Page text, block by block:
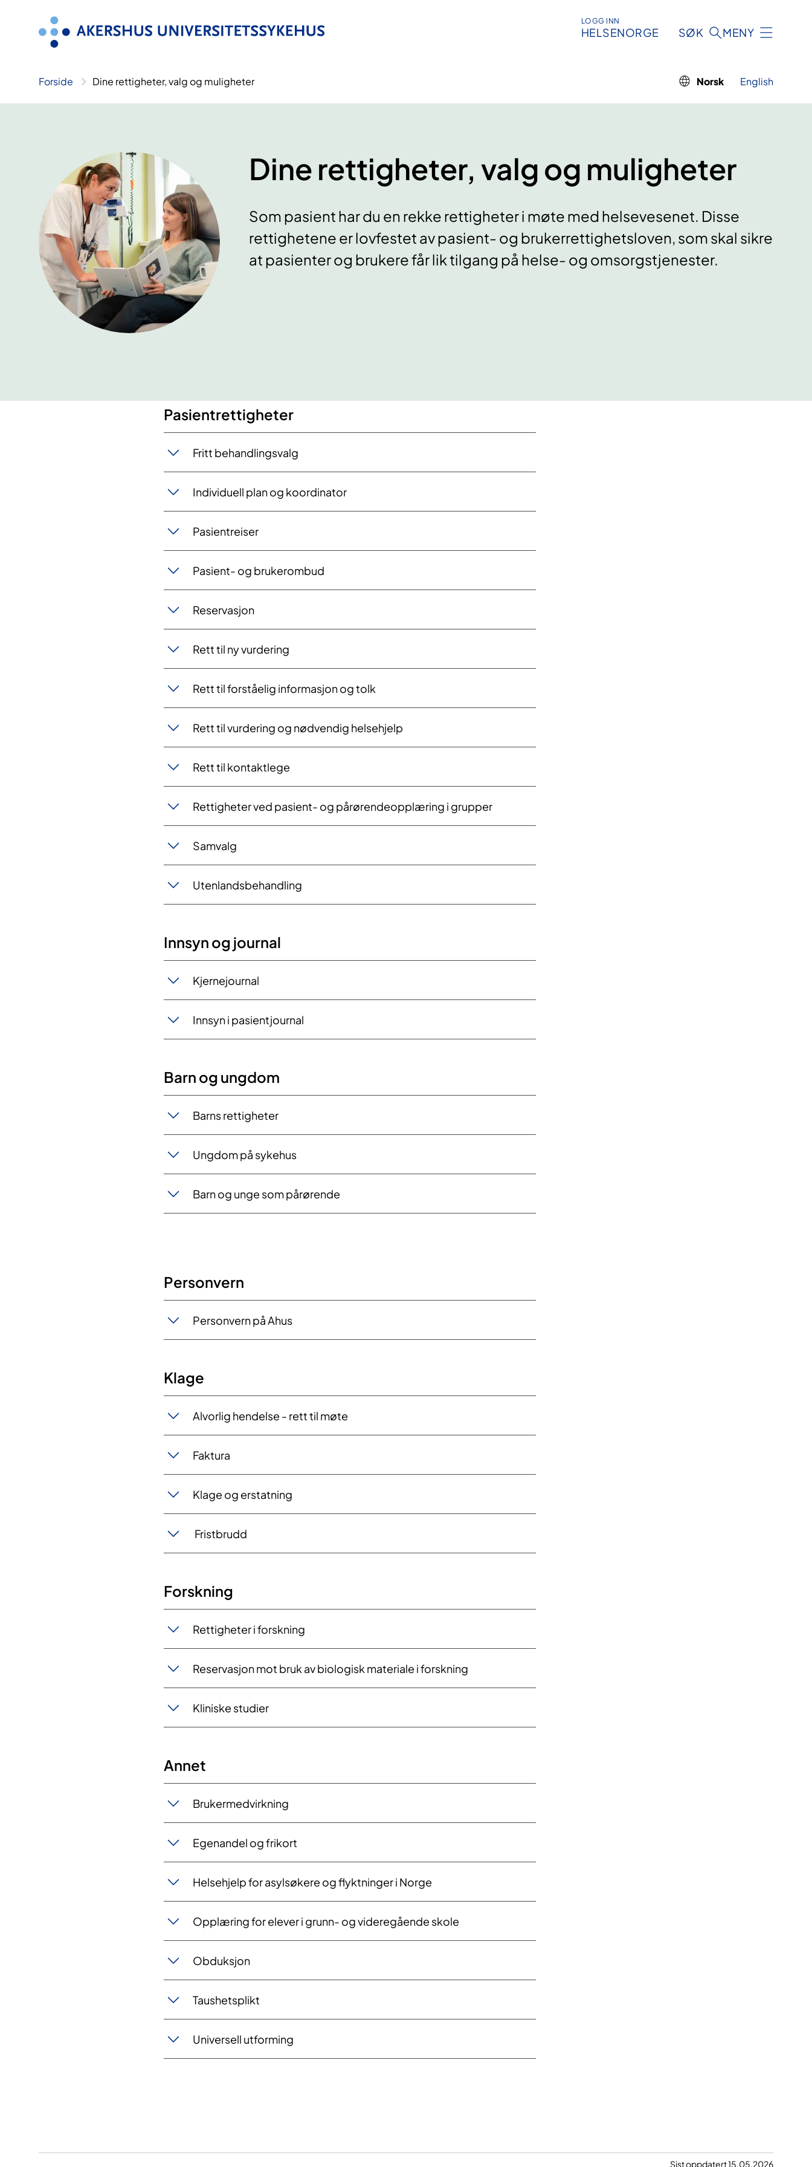
LOGG INN
HELSENORGE SØK MENY
Forside Dine rettigheter, valg og muligheter Norsk English
Dine rettigheter, valg og muligheter
Som pasient har du en rekke rettigheter i møte med helsevesenet. Disse
rettighetene er lovfestet av pasient- og brukerrettighetsloven, som skal sikre
at pasienter og brukere får lik tilgang på helse- og omsorgstjenester.
Pasientrettig​​​heter
​Fritt behandlingsval​g
​Individuell plan og koordinator
Pasientreiser
Pasient- og brukerombud
Reservasjon
​Rett til ny vurdering
Rett til forståelig in​formasjon og tolk
Rett til vurdering og nødvendig helsehjelp
Rett til kontaktlege
​Rettigheter ved pasient- og pårørendeopplæring i grupper
Samvalg
Utenlandsbehandling
Innsyn og journal​
Kjernejournal
Innsyn i pasientjournal
Barn​ og ungdom
​​Barns rettigheter
Ungdom på sykehus
​​Barn og unge som pårørende
Personvern​
​​​​Personvern på Ahus
Klage​
​​Alvorlig hendelse - rett til møte
Faktura
Klage og erstatning
​ Fristbrudd
Forskning​
​​​​Rettigheter i forskning
​Reservas​jon mot bruk av biologisk materiale i forskning
Kliniske studier
Annet
Brukermedvirkning
​Egenandel og frikort
​Helsehjelp for asylsøkere og flyktninger i Norge
Opplæring for elever i grunn- og videregående skole
Obduksjon
​Taushetsplik​​t
Universell utforming​
Sist oppdatert 15.05.2026